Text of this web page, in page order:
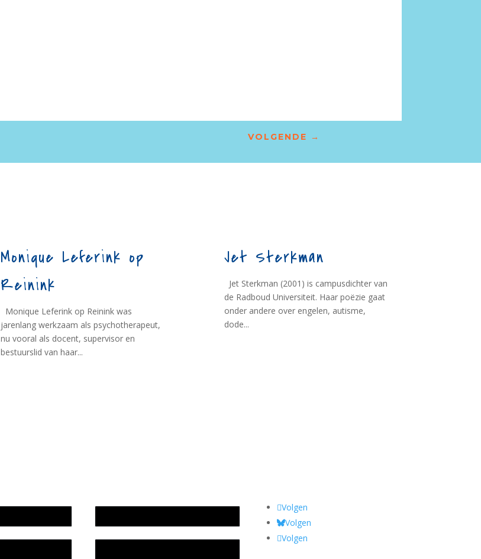
VOLGENDE →
Monique Leferink op
Reinink
Monique Leferink op Reinink was
jarenlang werkzaam als psychotherapeut,
nu vooral als docent, supervisor en
bestuurslid van haar...
Jet Sterkman
Jet Sterkman (2001) is campusdichter van
de Radboud Universiteit. Haar poëzie gaat
onder andere over engelen, autisme,
dode...
Volgen
Volgen
Volgen